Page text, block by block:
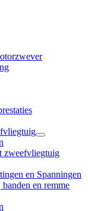
zweefvliegtuig
en Spanningen
en remme